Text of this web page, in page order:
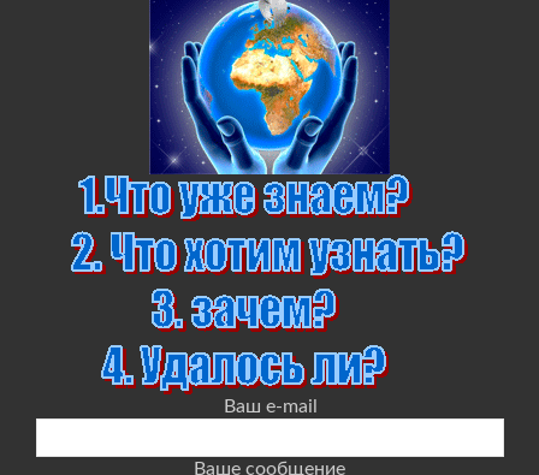
Ваш e-mail
Ваше сообщение